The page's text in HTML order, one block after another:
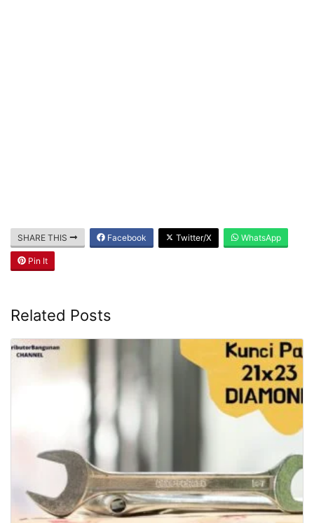
SHARE THIS Facebook Twitter/X WhatsApp
Pin It
Related Posts